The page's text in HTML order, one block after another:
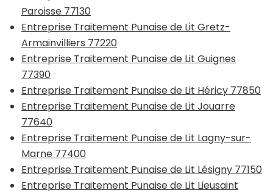
Paroisse 77130
Entreprise Traitement Punaise de Lit Gretz-
Armainvilliers 77220
Entreprise Traitement Punaise de Lit Guignes
77390
Entreprise Traitement Punaise de Lit Héricy 77850
Entreprise Traitement Punaise de Lit Jouarre
77640
Entreprise Traitement Punaise de Lit Lagny-sur-
Marne 77400
Entreprise Traitement Punaise de Lit Lésigny 77150
Entreprise Traitement Punaise de Lit Lieusaint